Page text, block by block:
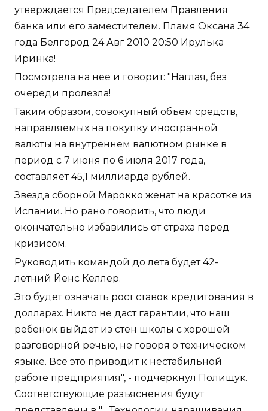
утверждается Председателем Правления
банка или его заместителем. Пламя Оксана 34
года Белгород 24 Авг 2010 20:50 Ирулька
Иринка!
Посмотрела на нее и говорит: "Наглая, без
очереди пролезла!
Таким образом, совокупный объем средств,
направляемых на покупку иностранной
валюты на внутреннем валютном рынке в
период с 7 июня по 6 июля 2017 года,
составляет 45,1 миллиарда рублей.
Звезда сборной Марокко женат на красотке из
Испании. Но рано говорить, что люди
окончательно избавились от страха перед
кризисом.
Руководить командой до лета будет 42-
летний Йенс Келлер.
Это будет означать рост ставок кредитования в
долларах. Никто не даст гарантии, что наш
ребенок выйдет из стен школы с хорошей
разговорной речью, не говоря о техническом
языке. Все это приводит к нестабильной
работе предприятия", - подчеркнул Полищук.
Соответствующие разъяснения будут